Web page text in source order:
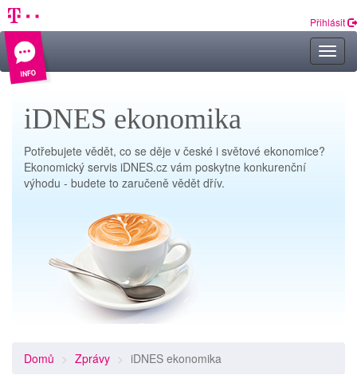
Přihlásit
iDNES ekonomika
Potřebujete vědět, co se děje v české i světové ekonomice?
Ekonomický servis iDNES.cz vám poskytne konkurenční
výhodu - budete to zaručeně vědět dřív.
Domů Zprávy iDNES ekonomika